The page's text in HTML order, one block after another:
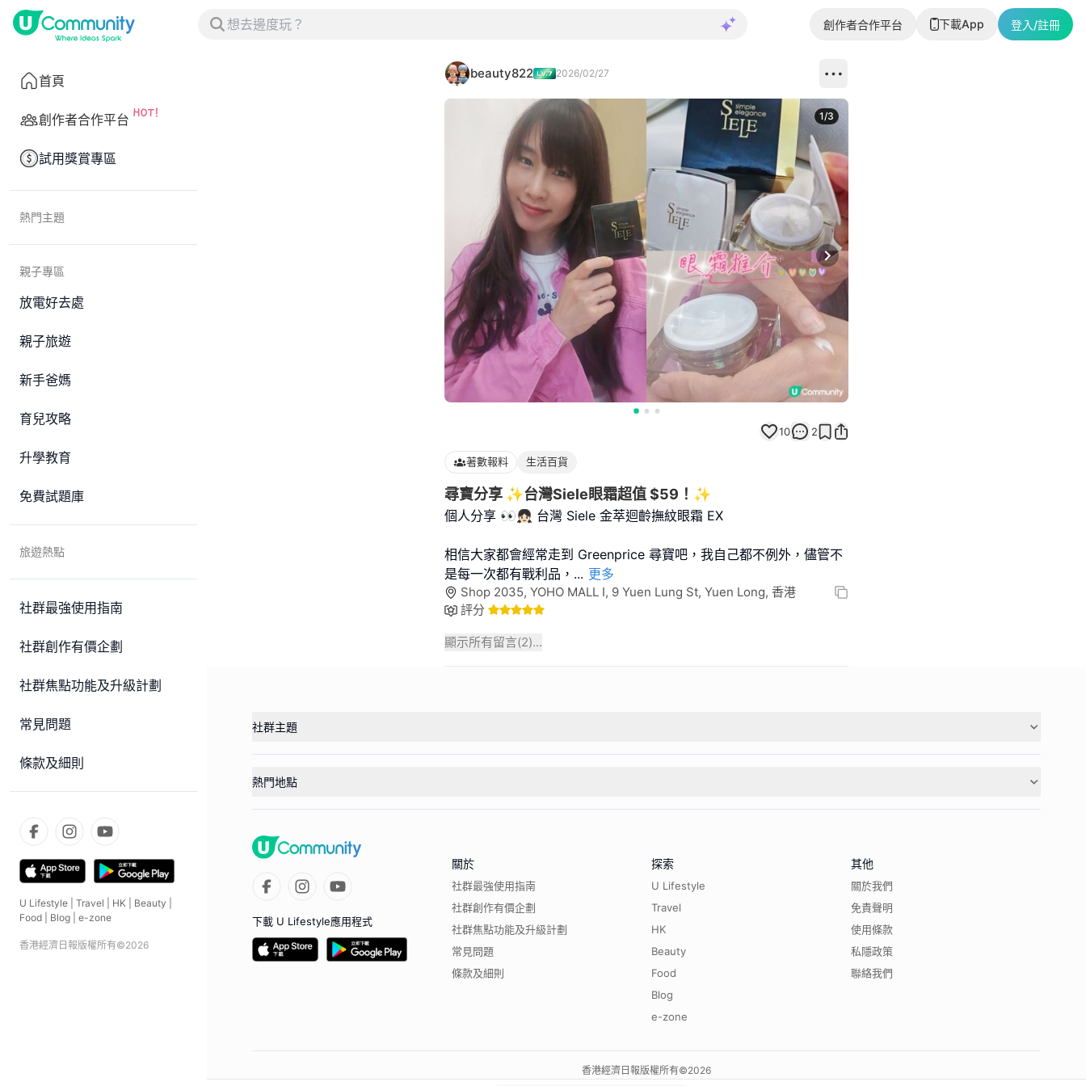
創作者合作平台 下載App 登入/註冊
首頁
創作者合作平台
試用獎賞專區
熱門主題
親子專區
放電好去處
親子旅遊
新手爸媽
育兒攻略
升學教育
免費試題庫
旅遊熱點
社群最強使用指南
社群創作有價企劃
社群焦點功能及升級計劃
常見問題
條款及細則
U Lifestyle Travel HK Beauty
Food
Blog e-zone
香港經濟日報版權所有©2026
beauty822 2026/02/27
Next slide
1/3
10 2
著數報料 生活百貨
尋寶分享 ✨台灣Siele眼霜超值 $59！✨
個人分享 👀👧🏻 台灣 Siele 金萃迴齡撫紋眼霜 EX
相信大家都會經常走到 Greenprice 尋寶吧，我自己都不例外，儘管不
是每一次都有戰利品， ... 更多
Shop 2035, YOHO MALL I, 9 Yuen Lung St, Yuen Long, 香港
評分
顯示所有留言(2)...
社群主題
熱門地點
下載 U Lifestyle應用程式
關於
社群最強使用指南
社群創作有價企劃
社群焦點功能及升級計劃
常見問題
條款及細則
探索
U Lifestyle
Travel
HK
Beauty
Food
Blog
e-zone
其他
關於我們
免責聲明
使用條款
私隱政策
聯絡我們
香港經濟日報版權所有©2026